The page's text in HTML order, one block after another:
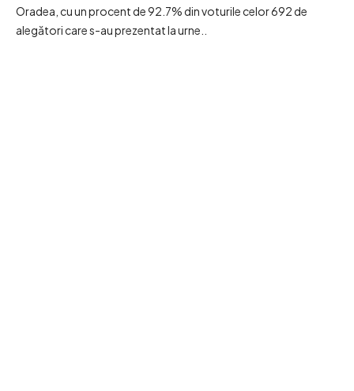
Oradea, cu un procent de 92.7% din voturile celor 692 de
alegători care s-au prezentat la urne..